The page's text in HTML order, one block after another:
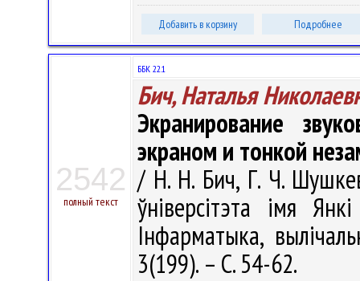
Добавить в корзину Подробнее
2542
полный текст
ББК 22.1
Бич, Наталья
Экранирование
экраном и тонкой
/ Н. Н. Бич, Г. Ч.
ўніверсітэта імя
Інфарматыка,
3(199). – С. 54-62.